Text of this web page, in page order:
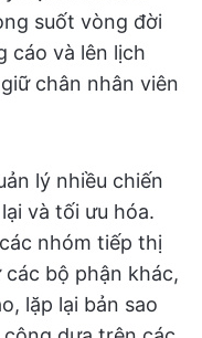
suốt vòng đời
cáo và lên lịch
chân nhân viên
lý nhiều chiến
và tối ưu hóa.
nhóm tiếp thị
bộ phận khác,
lặp lại bản sao